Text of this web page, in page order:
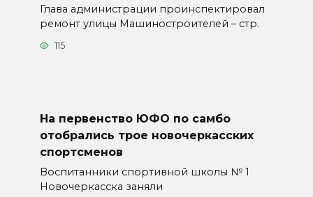
Глава администрации проинспектировал
ремонт улицы Машиностроителей – стр.
115
На первенство ЮФО по самбо
отобрались трое новочеркасских
спортсменов
Воспитанники спортивной школы № 1
Новочеркасска заняли